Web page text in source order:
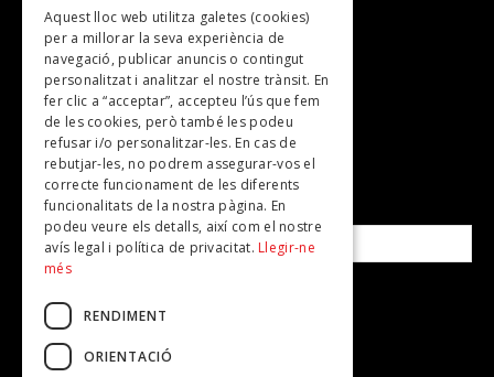
TV
Plans per fer
Revistes
SUBSCRIU-TE A LA NOSTRA NEWSLETTER!
Correu electrònic*
Accepto lapolítica de privacitat
Aquest lloc web utilitza galetes (cookies)
per a millorar la seva experiència de
navegació, publicar anuncis o contingut
personalitzat i analitzar el nostre trànsit. En
fer clic a “acceptar”, accepteu l’ús que fem
de les cookies, però també les podeu
refusar i/o personalitzar-les. En cas de
rebutjar-les, no podrem assegurar-vos el
correcte funcionament de les diferents
funcionalitats de la nostra pàgina. En
podeu veure els detalls, així com el nostre
avís legal i política de privacitat. Llegir-ne
més
RENDIMENT
ORIENTACIÓ